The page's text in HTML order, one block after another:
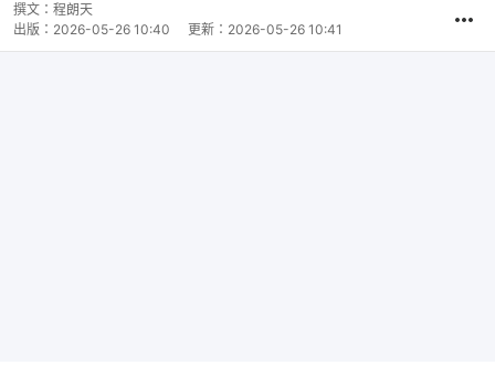
撰文： 程朗天
出版： 2026-05-26 10:40 更新： 2026-05-26 10:41